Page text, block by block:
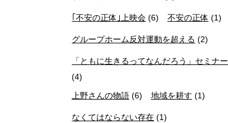
｢不安の正体｣上映会 (6) 不安の正体 (1)
グループホーム反対運動を超える (2)
「ともに生きるってなんだろう」セミナー
(4)
上野さんの物語 (6) 地域を耕す (1)
なくてはならない存在 (1)